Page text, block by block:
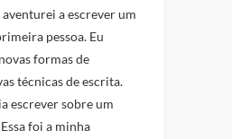
aventurei a escrever um
pessoa. Eu
formas de
técnicas de escrita.
escrever sobre um
foi a minha